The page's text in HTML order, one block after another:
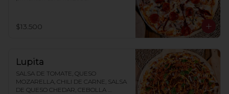
$13.500
Lupita
SALSA DE TOMATE, QUESO
MOZARELLA, CHILI DE CARNE, SALSA
DE QUESO CHEDAR, CEBOLLA